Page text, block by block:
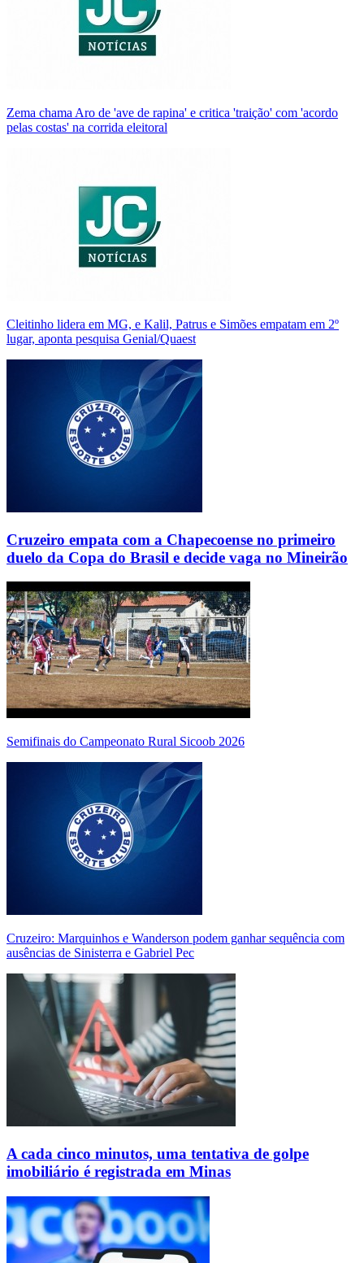
Zema chama Aro de 'ave de rapina' e critica 'traição' com 'acordo
pelas costas' na corrida eleitoral
Cleitinho lidera em MG, e Kalil, Patrus e Simões empatam em 2º
lugar, aponta pesquisa Genial/Quaest
Cruzeiro empata com a Chapecoense no primeiro
duelo da Copa do Brasil e decide vaga no Mineirão
Semifinais do Campeonato Rural Sicoob 2026
Cruzeiro: Marquinhos e Wanderson podem ganhar sequência com
ausências de Sinisterra e Gabriel Pec
A cada cinco minutos, uma tentativa de golpe
imobiliário é registrada em Minas